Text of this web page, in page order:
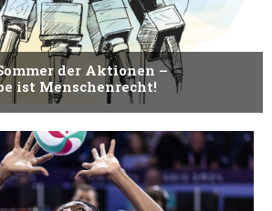
der Aktionen –
ist Menschenrecht!